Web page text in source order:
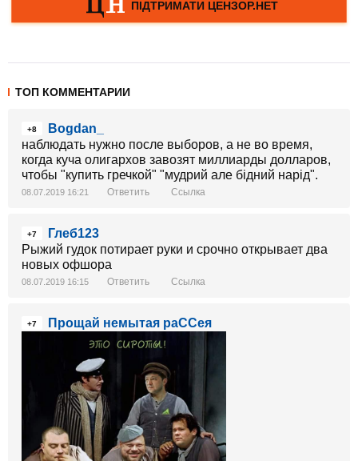
ТОП КОММЕНТАРИИ
+8
Bogdan_
наблюдать нужно после выборов, а не во время,
когда куча олигархов завозят миллиарды долларов,
чтобы "купить гречкой" "мудрий але бідний нарід".
08.07.2019 16:21 Ответить Ссылка
+7
Глеб123
Рыжий гудок потирает руки и срочно открывает два
новых офшора
08.07.2019 16:15 Ответить Ссылка
+7 Прощай немытая раССея